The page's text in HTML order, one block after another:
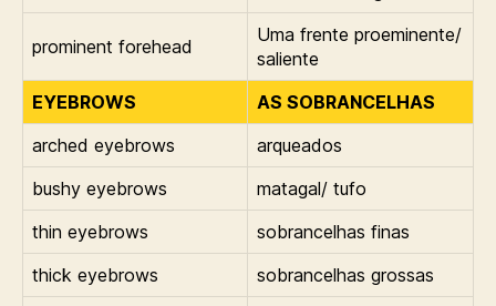
prominent forehead
Uma frente proeminente/
saliente
EYEBROWS
AS SOBRANCELHAS
arched eyebrows
arqueados
bushy eyebrows
matagal/ tufo
thin eyebrows
sobrancelhas finas
thick eyebrows
sobrancelhas grossas